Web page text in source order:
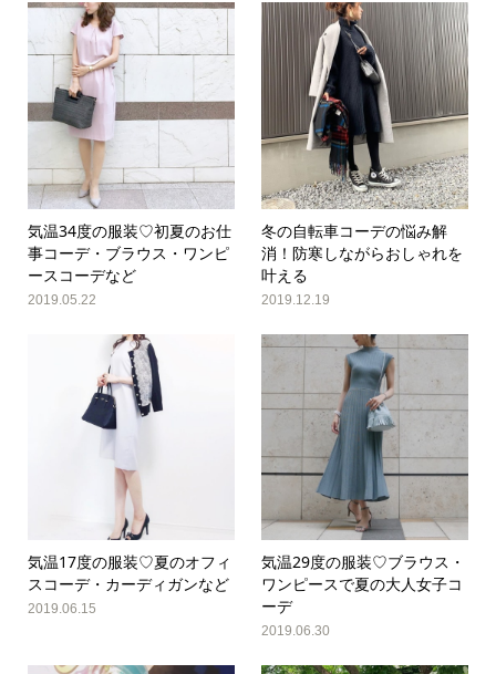
気温34度の服装♡初夏のお仕
事コーデ・ブラウス・ワンピ
ースコーデなど
2019.05.22
冬の自転車コーデの悩み解
消！防寒しながらおしゃれを
叶える
2019.12.19
気温17度の服装♡夏のオフィ
スコーデ・カーディガンなど
2019.06.15
気温29度の服装♡ブラウス・
ワンピースで夏の大人女子コ
ーデ
2019.06.30